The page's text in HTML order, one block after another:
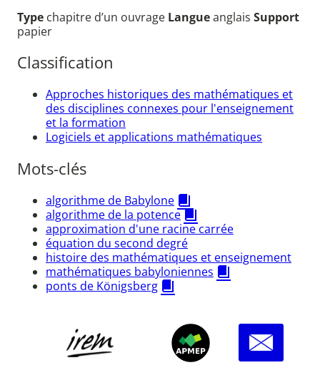
Type chapitre d’un ouvrage Langueanglais Support
papier
Classification
Approches historiques des mathématiques et
des disciplines connexes pour l'enseignement
et la formation
Logiciels et applications mathématiques
Mots-clés
algorithme de Babylone
algorithme de la potence
approximation d'une racine carrée
équation du second degré
histoire des mathématiques et enseignement
mathématiques babyloniennes
ponts de Königsberg